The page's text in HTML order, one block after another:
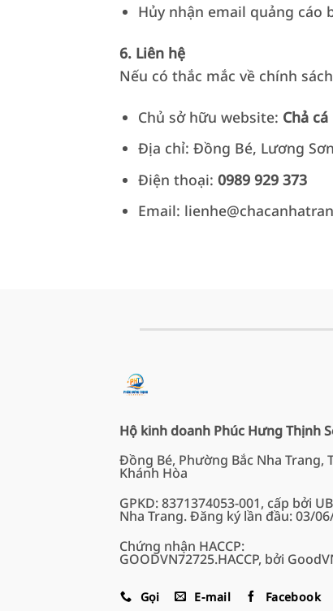
Hủy nhận email quảng cáo
6. Liên hệ
Nếu có thắc mắc về chính
Chủ sở hữu website: Chả
Địa chỉ: Đồng Bé, Lương
Điện thoại: 0989 929 373
Email:
Hộ kinh doanh Phúc Hưng Thịnh
Đồng Bé, Phường Bắc Nha Trang,
Khánh Hòa
GPKD: 8371374053-001, cấp bởi
Nha Trang. Đăng ký lần đầu: 03/
Chứng nhận HACCP:
GOODVN72725.HACCP, bởi
Gọi E-mail Facebook